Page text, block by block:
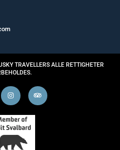
TRAVELLERS ALLE RETTIGHETER